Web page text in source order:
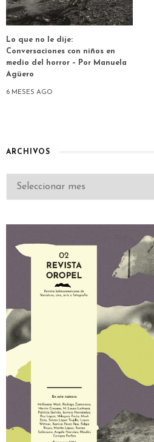
Lo que no le dije:
Conversaciones con niños en
medio del horror – Por Manuela
Agüero
6 MESES AGO
ARCHIVOS